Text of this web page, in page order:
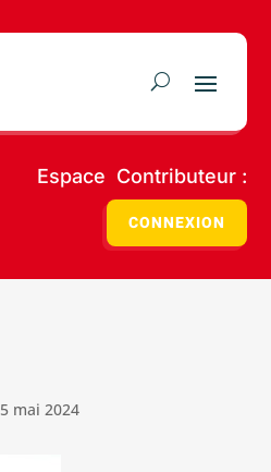
Espace Contributeur :
CONNEXION
5 mai 2024